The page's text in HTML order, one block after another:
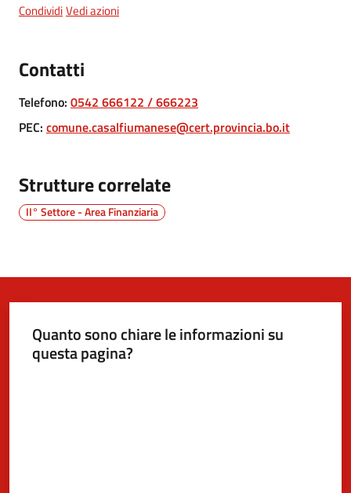
5x1000
Servizi
on-
Tutti
gli
CondividiVedi azioni
Contatti
Telefono: 0542 666122 / 666223
PEC: comune.casalfiumanese@cert.provincia.bo.it
Strutture correlate
II° Settore - Area Finanziaria
Quanto sono chiare le informazioni su
questa pagina?